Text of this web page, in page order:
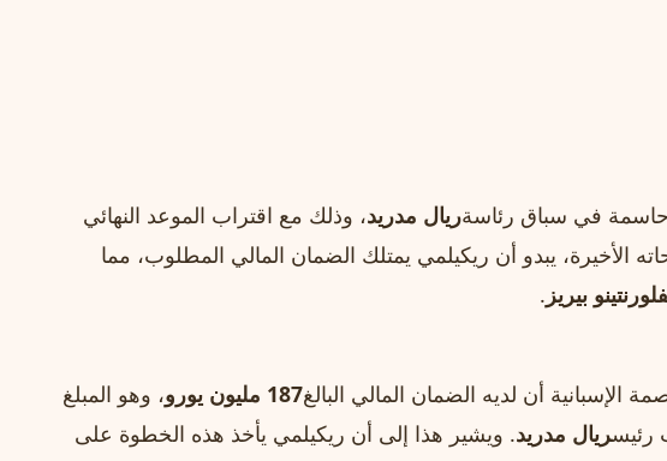
في سباق رئاسةريال مدريد، وذلك مع اقتراب الموعد النهائي
الأخيرة، يبدو أن ريكيلمي يمتلك الضمان المالي المطلوب، مما
فلورنتينو بيريز .
الإسبانية أن لديه الضمان المالي البالغ187 مليون يورو
، وهو المبلغ
رئيسريال مدريد. ويشير هذا إلى أن ريكيلمي يأخذ هذه الخطوة على